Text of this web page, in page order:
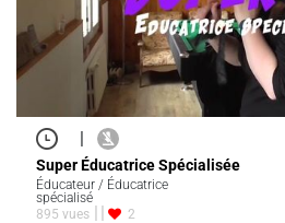
|
Super Éducatrice Spécialisée
Éducateur / Éducatrice
spécialisé
895 vues
2